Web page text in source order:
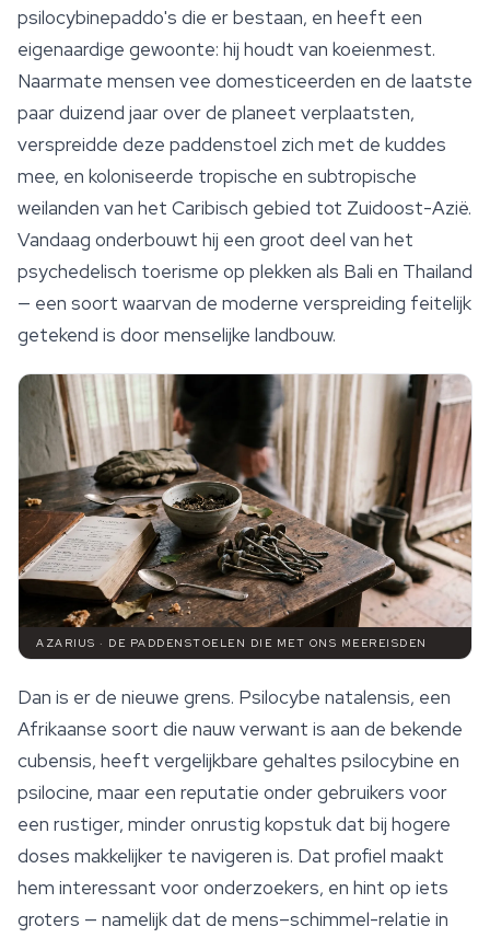
psilocybinepaddo's die er bestaan, en heeft een
eigenaardige gewoonte: hij houdt van koeienmest.
Naarmate mensen vee domesticeerden en de laatste
paar duizend jaar over de planeet verplaatsten,
verspreidde deze paddenstoel zich met de kuddes
mee, en koloniseerde tropische en subtropische
weilanden van het Caribisch gebied tot Zuidoost-Azië.
Vandaag onderbouwt hij een groot deel van het
psychedelisch toerisme op plekken als Bali en Thailand
— een soort waarvan de moderne verspreiding feitelijk
getekend is door menselijke landbouw.
AZARIUS · DE PADDENSTOELEN DIE MET ONS MEEREISDEN
Dan is er de nieuwe grens. Psilocybe natalensis, een
Afrikaanse soort die nauw verwant is aan de bekende
cubensis, heeft vergelijkbare gehaltes psilocybine en
psilocine, maar een reputatie onder gebruikers voor
een rustiger, minder onrustig kopstuk dat bij hogere
doses makkelijker te navigeren is. Dat profiel maakt
hem interessant voor onderzoekers, en hint op iets
groters — namelijk dat de mens–schimmel-relatie in